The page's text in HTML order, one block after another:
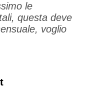
le
questa deve
voglio